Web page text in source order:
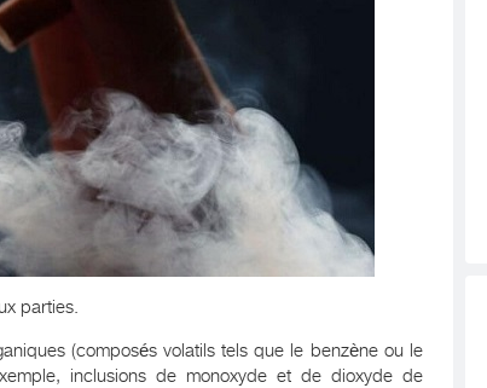
parties.
(composés volatils tels que le benzène ou le
inclusions de monoxyde et de dioxyde de